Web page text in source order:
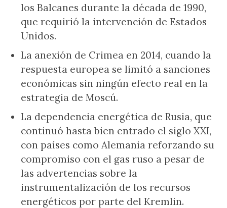
los Balcanes durante la década de 1990,
que requirió la intervención de Estados
Unidos.
La anexión de Crimea en 2014, cuando la
respuesta europea se limitó a sanciones
económicas sin ningún efecto real en la
estrategia de Moscú.
La dependencia energética de Rusia, que
continuó hasta bien entrado el siglo XXI,
con países como Alemania reforzando su
compromiso con el gas ruso a pesar de
las advertencias sobre la
instrumentalización de los recursos
energéticos por parte del Kremlin.